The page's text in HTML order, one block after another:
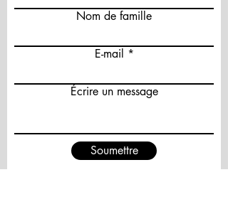
Nom de famille
E-mail
Écrire un message
Soumettre